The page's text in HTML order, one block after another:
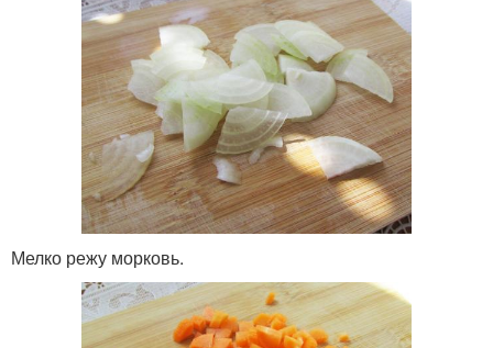
Мелко режу морковь.